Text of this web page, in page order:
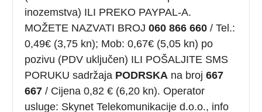
inozemstva) ILI PREKO PAYPAL-A.
MOŽETE NAZVATI BROJ060 866 660 / Tel.:
0,49€ (3,75 kn); Mob: 0,67€ (5,05 kn) po
pozivu (PDV uključen) ILI POŠALJITE SMS
PORUKU sadržaja PODRSKA na broj667
667 / Cijena 0,82 € (6,20 kn). Operator
usluge: Skynet Telekomunikacije d.o.o., info